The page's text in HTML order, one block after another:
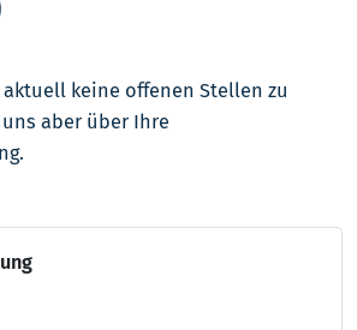
keine offenen Stellen zu
aber über Ihre